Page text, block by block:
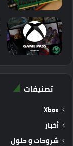
تصنيفات
Xbox
أخبار
شروحات و حلول